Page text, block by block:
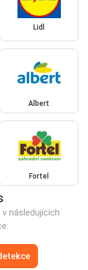
Lidl
Albert
Fortel
následujících